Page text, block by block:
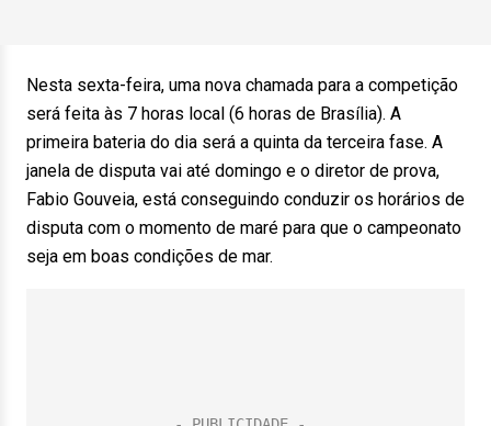
Nesta sexta-feira, uma nova chamada para a competição
será feita às 7 horas local (6 horas de Brasília). A
primeira bateria do dia será a quinta da terceira fase. A
janela de disputa vai até domingo e o diretor de prova,
Fabio Gouveia, está conseguindo conduzir os horários de
disputa com o momento de maré para que o campeonato
seja em boas condições de mar.